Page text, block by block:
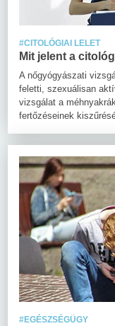
#CITOLÓGIAI LELET
Mit jelent a
A nőgyógyászati
feletti, szexuálisan
vizsgálat a
fertőzéseinek
#EGÉSZSÉGÜGY